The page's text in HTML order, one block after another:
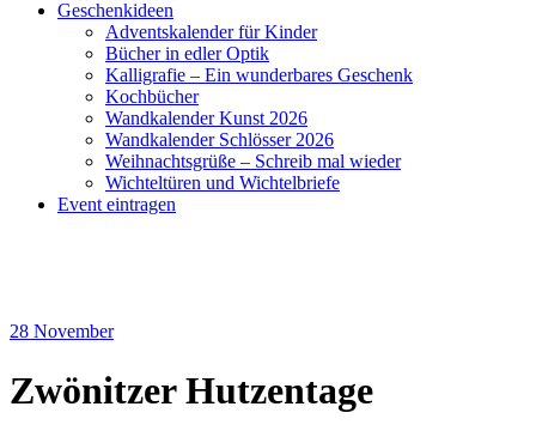
Geschenkideen
Adventskalender für Kinder
Bücher in edler Optik
Kalligrafie – Ein wunderbares Geschenk
Kochbücher
Wandkalender Kunst 2026
Wandkalender Schlösser 2026
Weihnachtsgrüße – Schreib mal wieder
Wichteltüren und Wichtelbriefe
Event eintragen
28 November
Zwönitzer Hutzentage